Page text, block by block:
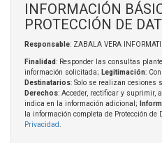
INFORMACIÓN
PROTECCIÓN DE
Responsable: ZABALA VERA
Finalidad: Responder las consultas
información solicitada; Legitimación:
Destinatarios: Solo se realizan cesiones
Derechos: Acceder, rectificar y suprimir,
indica en la información adicional;
la información completa de Protección de
Privacidad.